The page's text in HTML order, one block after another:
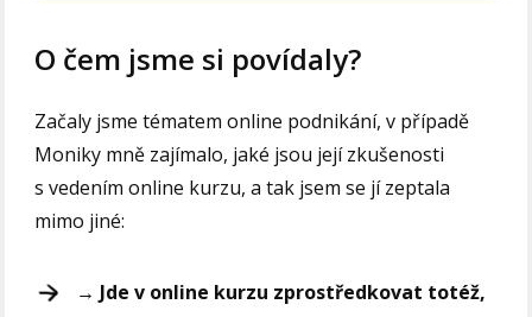
O čem jsme si povídaly?
Začaly jsme tématem online podnikání, v případě
Moniky mně zajímalo, jaké jsou její zkušenosti
s vedením online kurzu, a tak jsem se jí zeptala
mimo jiné:
→ Jde v online kurzu zprostředkovat totéž,